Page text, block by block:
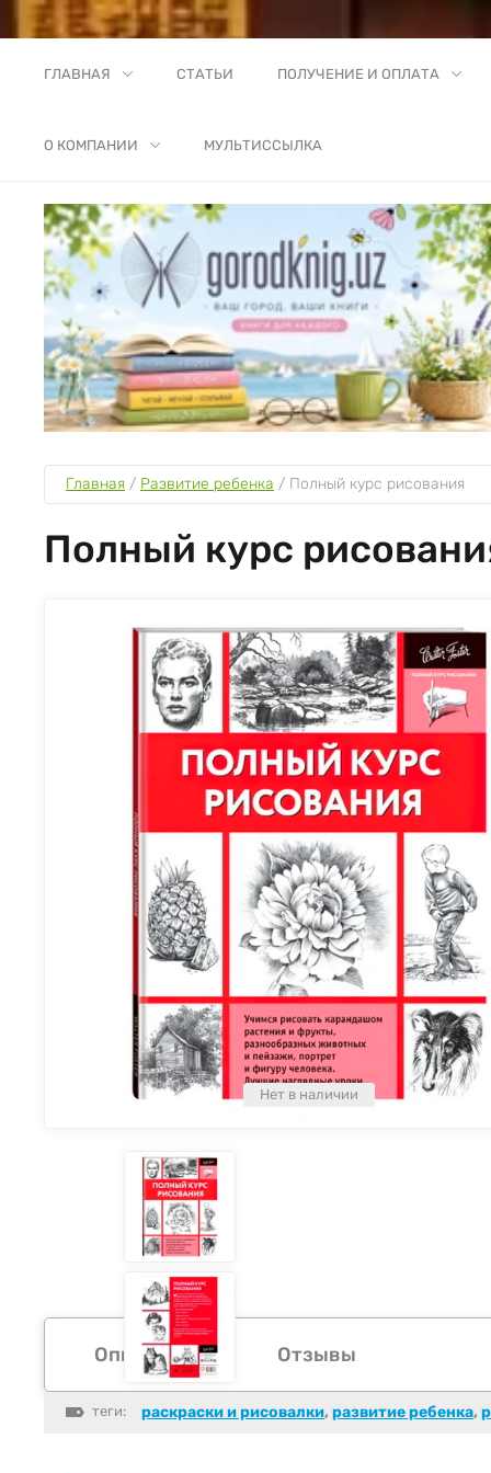
ГЛАВНАЯ СТАТЬИ ПОЛУЧЕНИЕ И ОПЛАТА
О КОМПАНИИ МУЛЬТИССЫЛКА
Главная / Развитие ребенка / Полный курс рисования
Полный курс
Нет в наличии
Описание Отзывы
теги: раскраски и рисовалки, развитие ребенка,